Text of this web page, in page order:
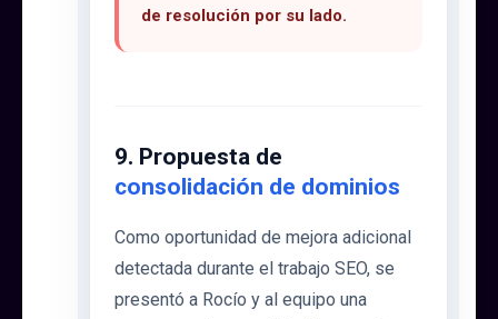
de resolución por su lado.
9. Propuesta de
consolidación de dominios
Como oportunidad de mejora adicional
detectada durante el trabajo SEO, se
presentó a Rocío y al equipo una